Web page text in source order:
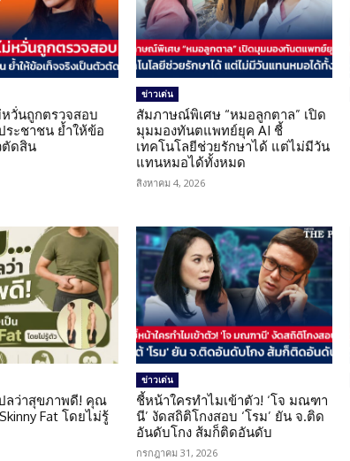
วั่นถูกตรวจสอบ
ระชาชน ย้ำให้ข้อ
ตัดสิน
ข่าวเด่น
สัมภาษณ์พิเศษ “หมอลูกตาล” เปิด
มุมมองทันตแพทย์ยุค AI ชี้
เทคโนโลยีช่วยรักษาได้ แต่ไม่มีวัน
แทนหมอได้ทั้งหมด
สิงหาคม 4, 2026
ลว่าสุขภาพดี! คุณ
Fat โดยไม่รู้
ข่าวเด่น
ชี้หน้าใครทำไมเข้าตัว! ‘โจ มณฑา
นี’ งัดสถิติโกงสอบ ‘โรม’ ยัน จ.ติด
อันดับโกง ส้มก็ติดอันดับ
กรกฎาคม 31, 2026